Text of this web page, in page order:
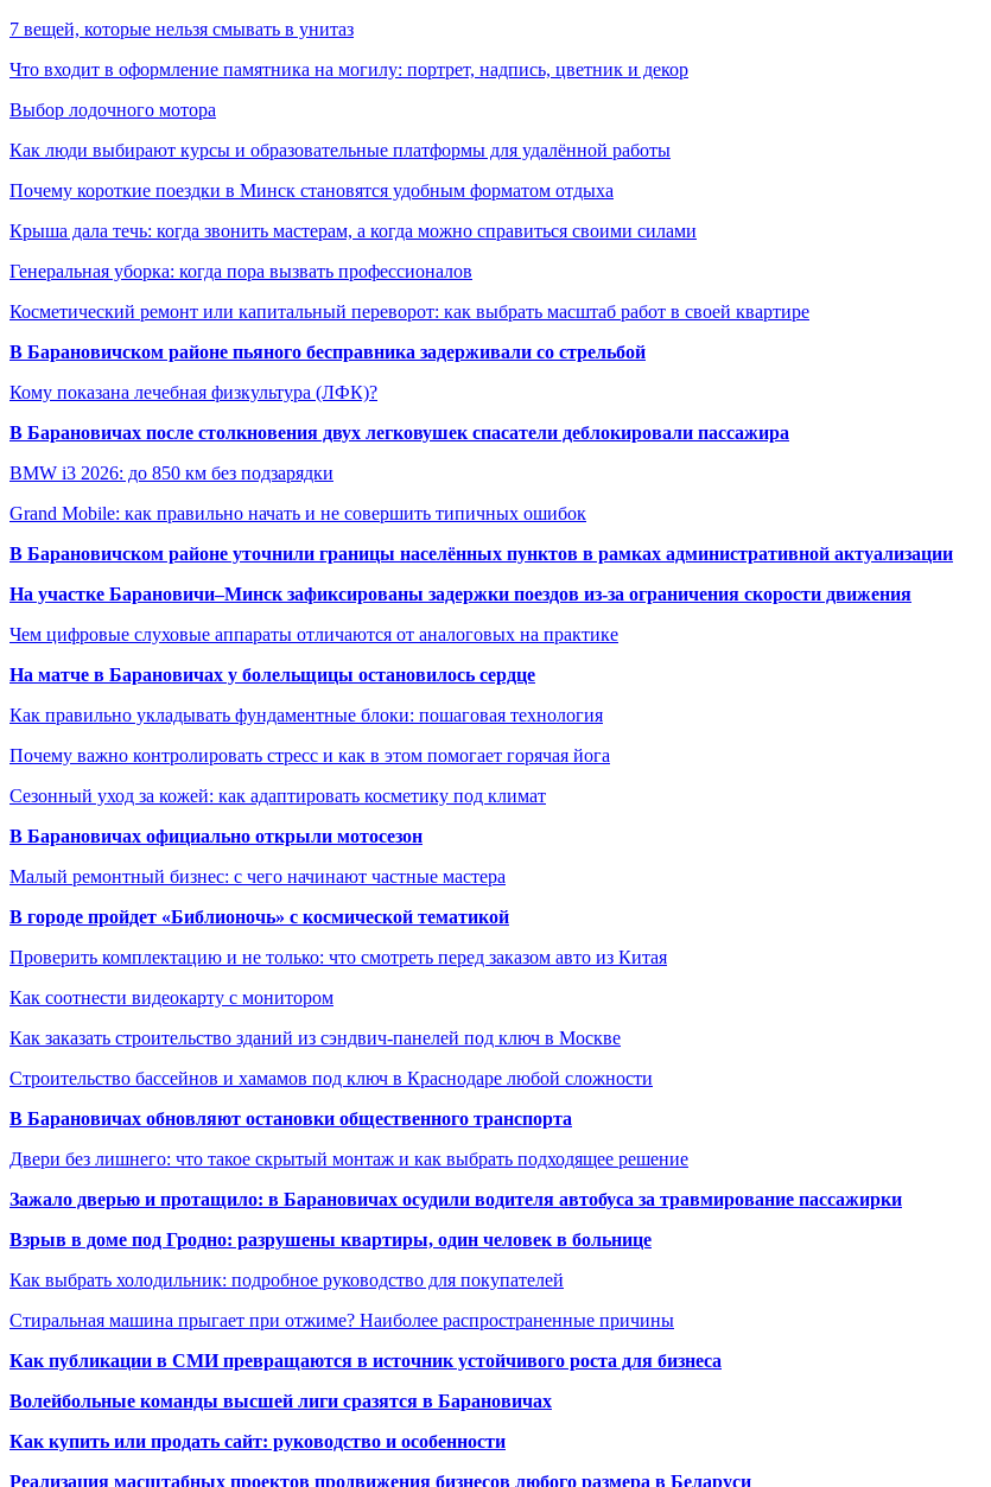
7 вещей, которые нельзя смывать в унитаз
Что входит в оформление памятника на могилу: портрет, надпись, цветник и декор
Выбор лодочного мотора
Как люди выбирают курсы и образовательные платформы для удалённой работы
Почему короткие поездки в Минск становятся удобным форматом отдыха
Крыша дала течь: когда звонить мастерам, а когда можно справиться своими силами
Генеральная уборка: когда пора вызвать профессионалов
Косметический ремонт или капитальный переворот: как выбрать масштаб работ в своей квартире
В Барановичском районе пьяного бесправника задерживали со стрельбой
Кому показана лечебная физкультура (ЛФК)?
В Барановичах после столкновения двух легковушек спасатели деблокировали пассажира
BMW i3 2026: до 850 км без подзарядки
Grand Mobile: как правильно начать и не совершить типичных ошибок
В Барановичском районе уточнили границы населённых пунктов в рамках административной актуализации
На участке Барановичи–Минск зафиксированы задержки поездов из-за ограничения скорости движения
Чем цифровые слуховые аппараты отличаются от аналоговых на практике
На матче в Барановичах у болельщицы остановилось сердце
Как правильно укладывать фундаментные блоки: пошаговая технология
Почему важно контролировать стресс и как в этом помогает горячая йога
Сезонный уход за кожей: как адаптировать косметику под климат
В Барановичах официально открыли мотосезон
Малый ремонтный бизнес: с чего начинают частные мастера
В городе пройдет «Библионочь» с космической тематикой
Проверить комплектацию и не только: что смотреть перед заказом авто из Китая
Как соотнести видеокарту с монитором
Как заказать строительство зданий из сэндвич-панелей под ключ в Москве
Строительство бассейнов и хамамов под ключ в Краснодаре любой сложности
В Барановичах обновляют остановки общественного транспорта
Двери без лишнего: что такое скрытый монтаж и как выбрать подходящее решение
Зажало дверью и протащило: в Барановичах осудили водителя автобуса за травмирование пассажирки
Взрыв в доме под Гродно: разрушены квартиры, один человек в больнице
Как выбрать холодильник: подробное руководство для покупателей
Стиральная машина прыгает при отжиме? Наиболее распространенные причины
Как публикации в СМИ превращаются в источник устойчивого роста для бизнеса
Волейбольные команды высшей лиги сразятся в Барановичах
Как купить или продать сайт: руководство и особенности
Реализация масштабных проектов продвижения бизнесов любого размера в Беларуси